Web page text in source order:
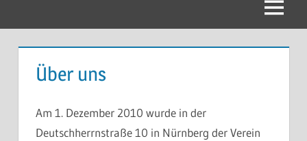
Menü
Über uns
Am 1. Dezember 2010 wurde in der
Deutschherrnstraße 10 in Nürnberg der Verein